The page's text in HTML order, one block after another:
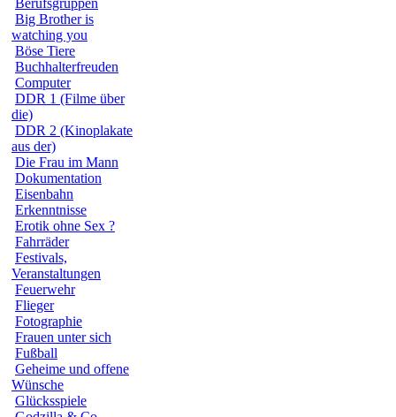
Berufsgruppen
Big Brother is
watching you
Böse Tiere
Buchhalterfreuden
Computer
DDR 1 (Filme über
die)
DDR 2 (Kinoplakate
aus der)
Die Frau im Mann
Dokumentation
Eisenbahn
Erkenntnisse
Erotik ohne Sex ?
Fahrräder
Festivals,
Veranstaltungen
Feuerwehr
Flieger
Fotographie
Frauen unter sich
Fußball
Geheime und offene
Wünsche
Glücksspiele